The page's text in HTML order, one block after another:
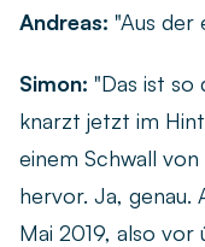
Andreas: "Aus der
Simon: "Das ist so
knarzt jetzt im
einem Schwall
hervor. Ja, genau.
Mai 2019, also vor